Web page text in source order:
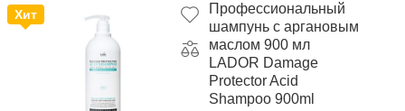
Хит
Профессиональный
шампунь с аргановым
маслом 900 мл
LADOR Damage
Protector Acid
Shampoo 900ml